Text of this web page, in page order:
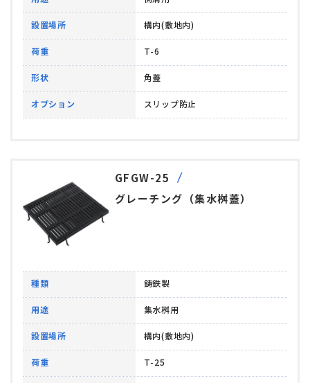
設置場所 構内(敷地内)
荷重 T-6
形状 角蓋
オプション スリップ防止
GFGW-25
グレーチング（集水桝蓋）
種類 鋳鉄製
用途 集水桝用
設置場所 構内(敷地内)
荷重 T-25